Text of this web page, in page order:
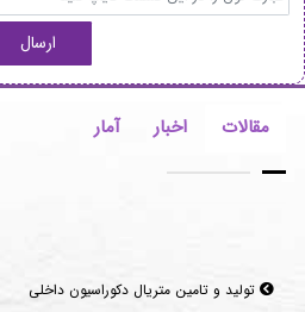
ارسال
مقالات اخبار آمار
کفپوش های اپوکسی چه مزیت هایی دارند؟